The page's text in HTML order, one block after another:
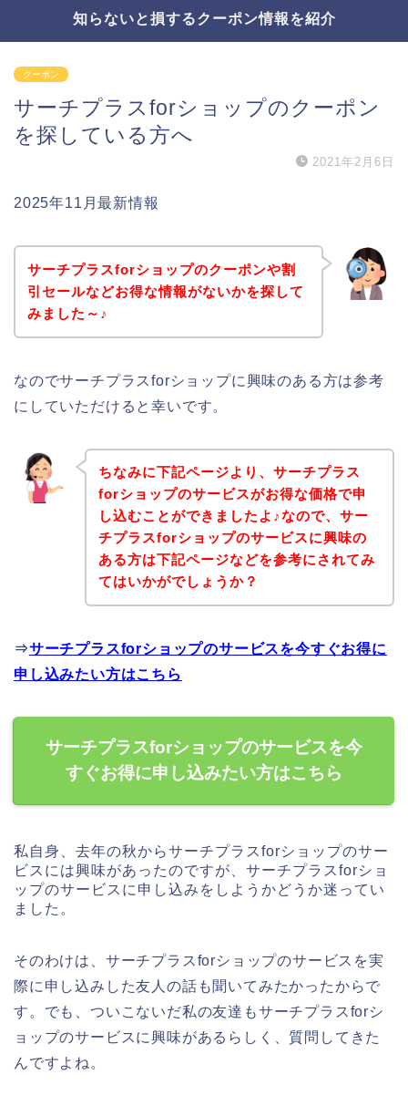
知らないと損するクーポン情報を紹介
クーポン
サーチプラスforショップのクーポン
を探している方へ
2021年2月6日
2025年11月最新情報
サーチプラスforショップのクーポンや割
引セールなどお得な情報がないかを探して
みました～♪
なのでサーチプラスforショップに興味のある方は参考
にしていただけると幸いです。
ちなみに下記ページより、サーチプラス
forショップのサービスがお得な価格で申
し込むことができましたよ♪なので、サー
チプラスforショップのサービスに興味の
ある方は下記ページなどを参考にされてみ
てはいかがでしょうか？
⇒サーチプラスforショップのサービスを今すぐお得に
申し込みたい方はこちら
サーチプラスforショップのサービスを今
すぐお得に申し込みたい方はこちら
私自身、去年の秋からサーチプラスforショップのサー
ビスには興味があったのですが、サーチプラスforショ
ップのサービスに申し込みをしようかどうか迷ってい
ました。
そのわけは、サーチプラスforショップのサービスを実
際に申し込みした友人の話も聞いてみたかったからで
す。でも、ついこないだ私の友達もサーチプラスforシ
ョップのサービスに興味があるらしく、質問してきた
んですよね。